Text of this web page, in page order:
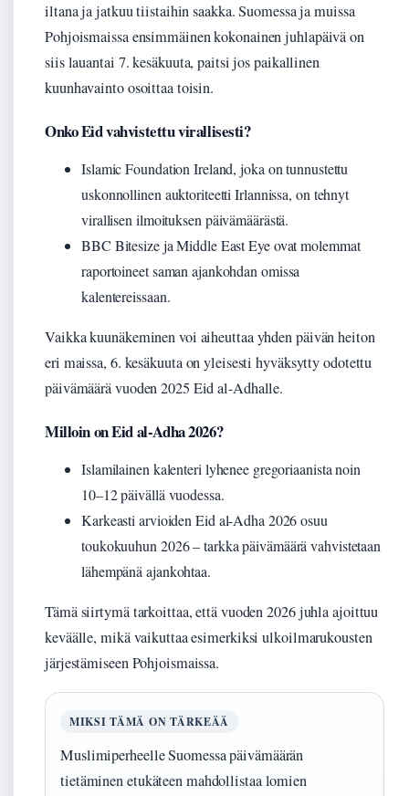
iltana ja jatkuu tiistaihin saakka. Suomessa ja muissa
Pohjoismaissa ensimmäinen kokonainen juhlapäivä on
siis lauantai 7. kesäkuuta, paitsi jos paikallinen
kuunhavainto osoittaa toisin.
Onko Eid vahvistettu virallisesti?
Islamic Foundation Ireland, joka on tunnustettu
uskonnollinen auktoriteetti Irlannissa, on tehnyt
virallisen ilmoituksen päivämäärästä.
BBC Bitesize ja Middle East Eye ovat molemmat
raportoineet saman ajankohdan omissa
kalentereissaan.
Vaikka kuunäkeminen voi aiheuttaa yhden päivän heiton
eri maissa, 6. kesäkuuta on yleisesti hyväksytty odotettu
päivämäärä vuoden 2025 Eid al-Adhalle.
Milloin on Eid al-Adha 2026?
Islamilainen kalenteri lyhenee gregoriaanista noin
10–12 päivällä vuodessa.
Karkeasti arvioiden Eid al-Adha 2026 osuu
toukokuuhun 2026 – tarkka päivämäärä vahvistetaan
lähempänä ajankohtaa.
Tämä siirtymä tarkoittaa, että vuoden 2026 juhla ajoittuu
keväälle, mikä vaikuttaa esimerkiksi ulkoilmarukousten
järjestämiseen Pohjoismaissa.
MIKSI TÄMÄ ON TÄRKEÄÄ
Muslimiperheelle Suomessa päivämäärän
tietäminen etukäteen mahdollistaa lomien